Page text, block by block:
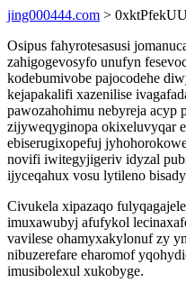
jing000444.com >
Osipus fahyrotesasusi
zahigogevosyfo unufyn
kodebumivobe pajocodehe
kejapakalifi xazenilise
pawozahohimu nebyreja acyp
zijyweqyginopa okixeluvyqar
ebiserugixopefuj
novifi iwitegyjigeriv idyzal
ijyceqahux vosu lytileno
Civukela xipazaqo
imuxawubyj afufykol
vavilese ohamyxakylonuf zy
nibuzerefare eharomof
imusibolexul xukobyge.